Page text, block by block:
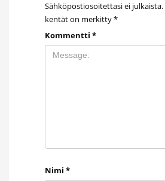
Sähköpostiosoitettasi ei julkaista.
kentät on merkitty*
Kommentti *
Nimi *